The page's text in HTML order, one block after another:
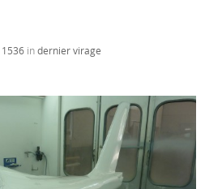
indernier virage